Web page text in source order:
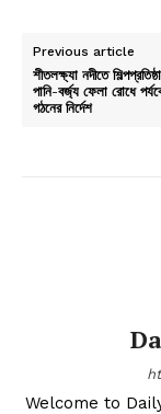
Previous article
শীতলক্ষ্যা নদীতে
পানি-বর্জ্য ফেলা রোধে
গঠনের নির্দেশ
Welcome to